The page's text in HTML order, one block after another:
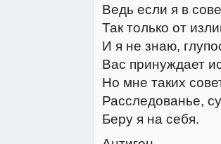
Ведь если я в
Так только от
И я не знаю,
Вас принуждает
Но мне таких
Расследованье,
Беру я на себя.